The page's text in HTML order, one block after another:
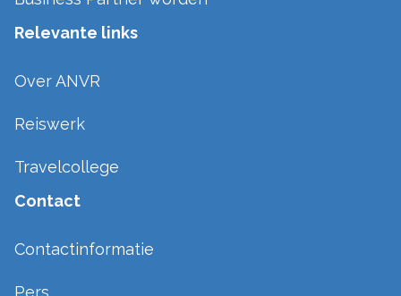
Relevante links
Over ANVR
Reiswerk
Travelcollege
Contact
Contactinformatie
Pers